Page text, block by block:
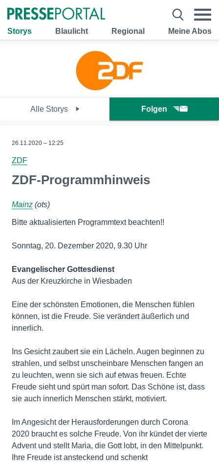
Storys Blaulicht Regional Meine Abos
Alle Storys Folgen
26.11.2020 – 12:25
ZDF
ZDF-Programmhinweis
Mainz (ots)
Bitte aktualisierten Programmtext beachten!!
Sonntag, 20. Dezember 2020, 9.30 Uhr
Evangelischer Gottesdienst
Aus der Kreuzkirche in Wiesbaden
Eine der schönsten Emotionen, die Menschen fühlen
können, ist die Freude. Sie verändert äußerlich und
innerlich.
Ins Gesicht zaubert sie ein Lächeln. Augen beginnen zu
strahlen, und selbst unscheinbare Menschen fangen an
zu leuchten, wenn sie sich auf etwas freuen. Echte
Freude sieht und spürt man sofort. Das Schöne ist, dass
sie auch innerlich Menschen stärkt, motiviert.
Im Angesicht der Herausforderungen durch Corona
2020 braucht es solche Freude. Von ihr kündet der vierte
Advent und stellt Maria, die Gott lobt, in den Mittelpunkt.
Ihre Freude ist ansteckend und schenkt